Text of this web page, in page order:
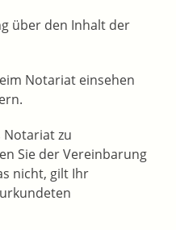
über den Inhalt der
Notariat einsehen
zu
Sie der Vereinbarung
nicht, gilt Ihr